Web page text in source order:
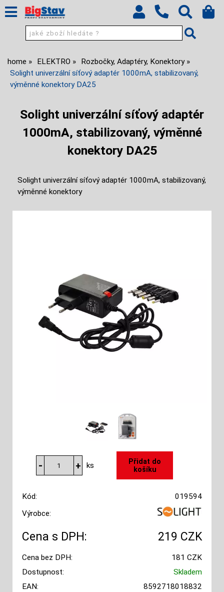
home ELEKTRO
Rozbočky, Adaptéry, Konektory
Solight univerzální síťový adaptér 1000mA, stabilizovaný,
výměnné konektory DA25
Solight univerzální síťový adaptér
1000mA, stabilizovaný, výměnné
konektory DA25
Solight univerzální síťový adaptér 1000mA, stabilizovaný,
výměnné konektory
ks
Kód:
019594
Výrobce:
Cena s DPH: 219 CZK
Cena bez DPH:
181 CZK
Dostupnost:
Skladem
EAN:
8592718018832